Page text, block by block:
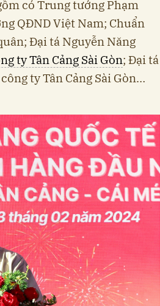
có Trung tướng Phạm
QĐND Việt Nam; Chuẩn
Đại tá Nguyễn Năng
ty Tân Cảng Sài Gòn; Đại tá
ty Tân Cảng Sài Gòn…